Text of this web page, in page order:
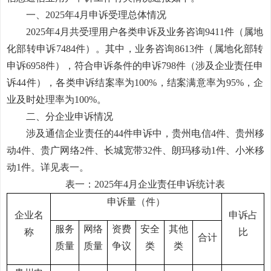
一、 2025年4月申诉受理总体情况
2025年4月 共受理用户各类申诉及业务咨询9411件（属地
化部转申诉7484件）。其中，业务咨询8613件（属地化部转
申诉6958件），符合申诉条件的申诉798件（涉及企业责任申
诉44件），各类申诉结案率为100%，结案满意率为95%，企
业及时处理率为100%。
二、分企业申诉情况
涉及通信企业责任的44件申诉中，贵州电信4件、 贵州移
动4件 、贵广网络2件、长城宽带32件、朗玛移动1件、 小米移
动1件。详见表一。
表一： 2025年4月 企业责任申诉统计表
企业名
称
申诉量（件）
申诉占
比
服务
质量
网络
质量
资费
争议
安全
类
其他
类
合计